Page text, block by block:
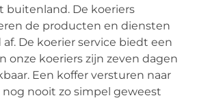
buitenland. De koeriers
de producten en diensten
De koerier service biedt een
onze koeriers zijn zeven dagen
Een koffer versturen naar
nooit zo simpel geweest